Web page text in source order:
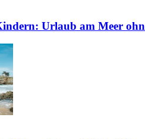
Urlaub am Meer